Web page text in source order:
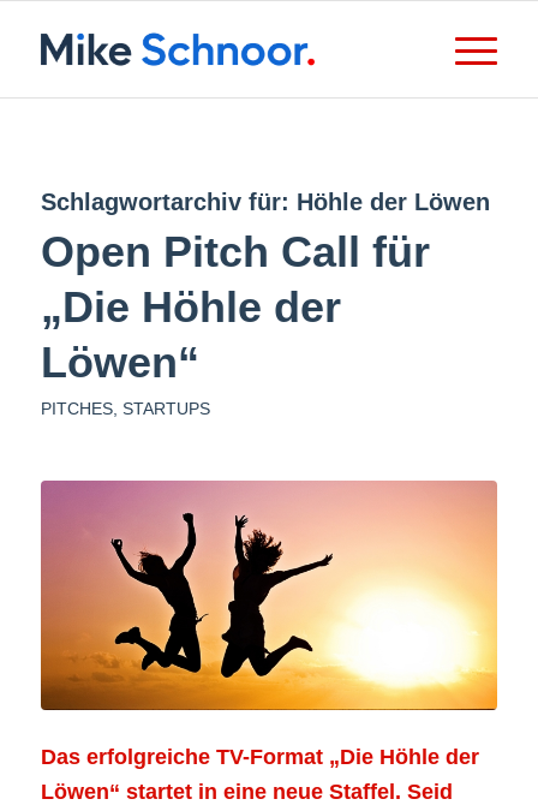
Schlagwortarchiv für: Höhle der Löwen
Open Pitch Call für
„Die Höhle der
Löwen“
PITCHES, STARTUPS
Das erfolgreiche TV-Format „Die Höhle der
Löwen“ startet in eine neue Staffel. Seid